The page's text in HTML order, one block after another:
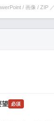
/ 画像 / ZIP
望 必須